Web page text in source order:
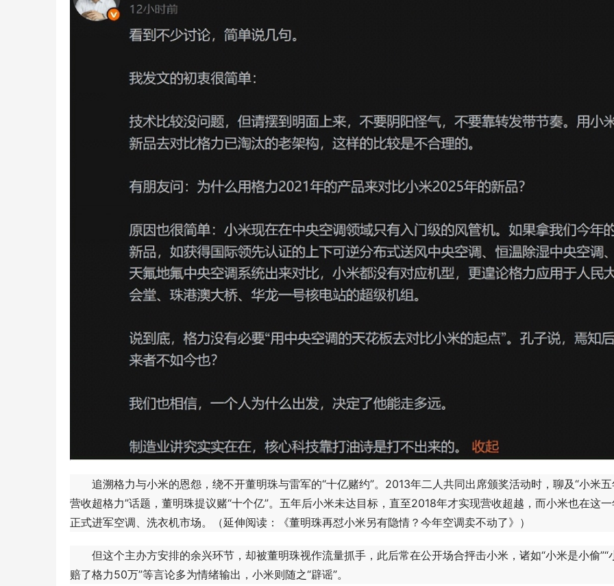
追溯格力与小米的恩怨，绕不开董明珠与雷军的“十亿赌约”。2013年二人共同出席颁奖活动时，聊及“小米
营收超格力”话题，董明珠提议赌“十个亿”。五年后小米未达目标，直至2018年才实现营收超越，而小米也在这
正式进军空调、洗衣机市场。（延伸阅读：《董明珠再怼小米另有隐情？今年空调卖不动了》）
但这个主办方安排的余兴环节，却被董明珠视作流量抓手，此后常在公开场合抨击小米，诸如“小米是小偷”“
赔了格力50万”等言论多为情绪输出，小米则随之“辟谣”。